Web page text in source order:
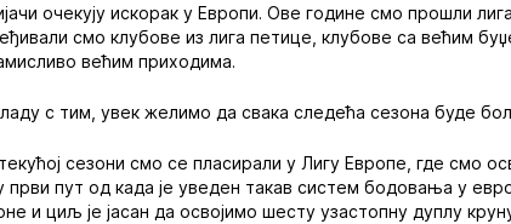
очекују искорак у Европи. Ове године смо прошли
смо клубове из лига петице, клубове са већим
већим приходима.
с тим, увек желимо да свака следећа сезона буде
сезони смо се пласирали у Лигу Европе, где смо
први пут од када је уведен такав систем бодовања у
и циљ је јасан да освојимо шесту узастопну дуплу